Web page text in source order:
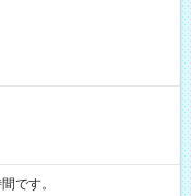
時間です。